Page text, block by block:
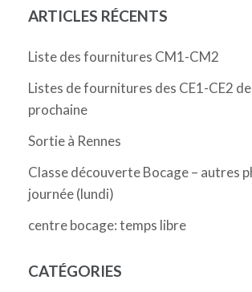
ARTICLES RÉCENTS
Liste des fournitures CM1-CM2
Listes de fournitures des CE1-CE2 de
prochaine
Sortie à Rennes
Classe découverte Bocage – autres
journée (lundi)
centre bocage: temps libre
CATÉGORIES